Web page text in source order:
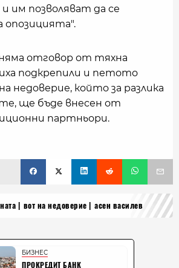
им позволяват да се
опозицията".
отговор от тяхна
подкрепили и петото
недоверие, който за разлика
ще бъде внесен от
партньори.
вот на недоверие асен василев